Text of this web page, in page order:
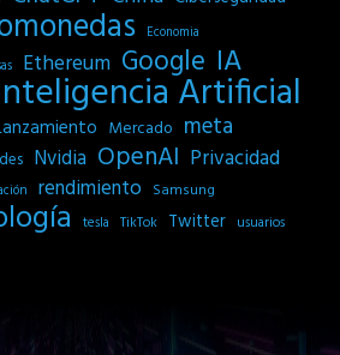
Economia
Ethereum Google IA
Artificial
Mercado meta
Nvidia OpenAI Privacidad
rendimiento Samsung
tesla TikTok Twitter usuarios